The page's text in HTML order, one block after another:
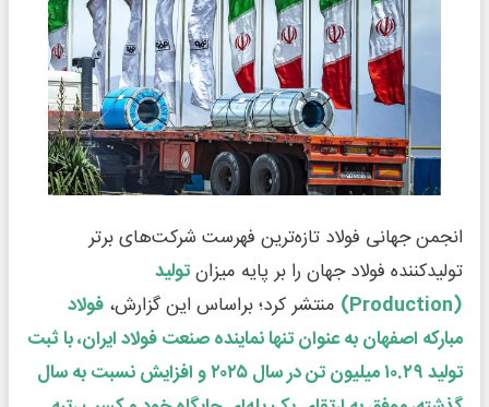
انجمن جهانی فولاد تازه‌ترین فهرست شرکت‌های برتر
تولیدکننده فولاد جهان را بر پایه میزانتولید
(Production)
منتشر کرد؛ براساس این گزارش، فولاد
مبارکه اصفهان به عنوان تنها نماینده صنعت فولاد ایران، با ثبت
تولید ۱۰.۲۹ میلیون تن در سال ۲۰۲۵ و افزایش نسبت به سال